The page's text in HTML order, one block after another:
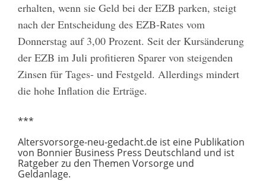
erhalten, wenn sie Geld bei der EZB parken, steigt
nach der Entscheidung des EZB-Rates vom
Donnerstag auf 3,00 Prozent. Seit der Kursänderung
der EZB im Juli profitieren Sparer von steigenden
Zinsen für Tages- und Festgeld. Allerdings mindert
die hohe Inflation die Erträge.
***
Altersvorsorge-neu-gedacht.de ist eine Publikation
von Bonnier Business Press Deutschland und ist
Ratgeber zu den Themen Vorsorge und
Geldanlage.